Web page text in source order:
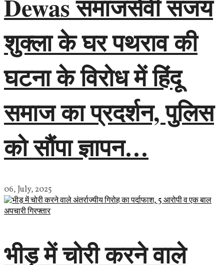
शुक्ला के घर पथराव की
घटना के विरोध में हिंदू
समाज का प्रदर्शन, पुलिस
को सौंपा ज्ञापन…
06, July, 2025
भीड़ में चोरी करने वाले